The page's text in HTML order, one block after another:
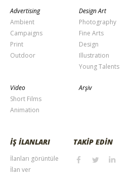
Advertising
Ambient
Campaigns
Print
Outdoor
Design Art
Photography
Fine Arts
Design
Illustration
Young Talents
Video
Short Films
Animation
Arşiv
İŞ İLANLARI
İlanları görüntüle
İlan ver
TAKİP EDİN